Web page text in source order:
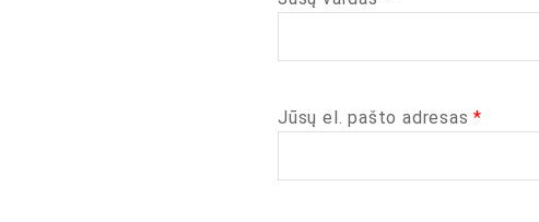
Jūsų el. pašto adresas*